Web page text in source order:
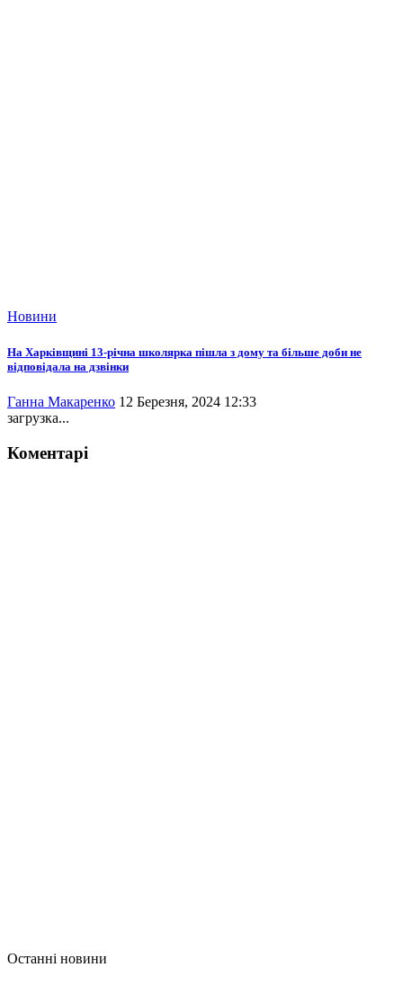
Новини
На Харківщині 13-річна школярка пішла з дому та більше доби не
відповідала на дзвінки
Ганна Макаренко 12 Березня, 2024 12:33
загрузка...
Коментарі
Останні новини